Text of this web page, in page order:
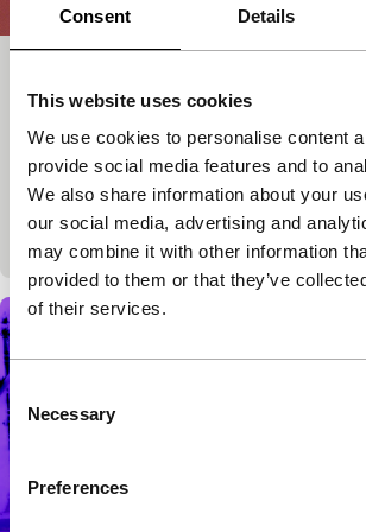
Consent Details
This website uses cookies
We use cookies to personalise content
provide social media features and to
We also share information about your
our social media, advertising and
may combine it with other information
provided to them or that they’ve
of their services.
Consent
Selection
Necessary
Preferences
Sara Cwynar| 22'|Verenigde
Wereldpremière (festival)
Beeld biedt de belofte van bevrijding
verlangens, maar houdt ons ook